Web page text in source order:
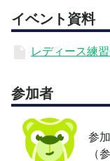
アウトドアアンツ
イベント資料
レディース練
参加者
参
（